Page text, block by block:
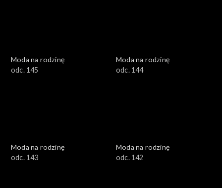
Moda na rodzinę
odc. 145
Moda na rodzinę
odc. 144
Moda na rodzinę
odc. 143
Moda na rodzinę
odc. 142